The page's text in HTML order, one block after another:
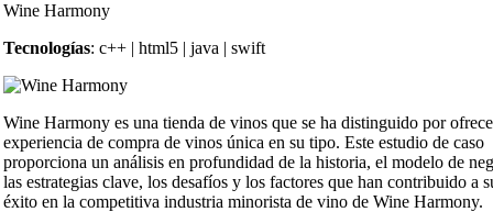
Wine Harmony
Tecnologías: c++ | html5 | java | swift
Wine Harmony es una tienda de vinos que se ha distinguido por
experiencia de compra de vinos única en su tipo. Este estudio de caso
proporciona un análisis en profundidad de la historia, el modelo de
las estrategias clave, los desafíos y los factores que han contribuido a
éxito en la competitiva industria minorista de vino de Wine Harmony.